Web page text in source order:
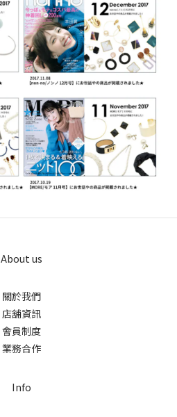
About us
關於我們
店舖資訊
會員制度
業務合作
Info